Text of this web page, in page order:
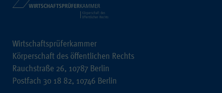
Wirtschaftsprüferkammer
Körperschaft des öffentlichen Rechts
Rauchstraße 26, 10787 Berlin
Postfach 30 18 82, 10746 Berlin